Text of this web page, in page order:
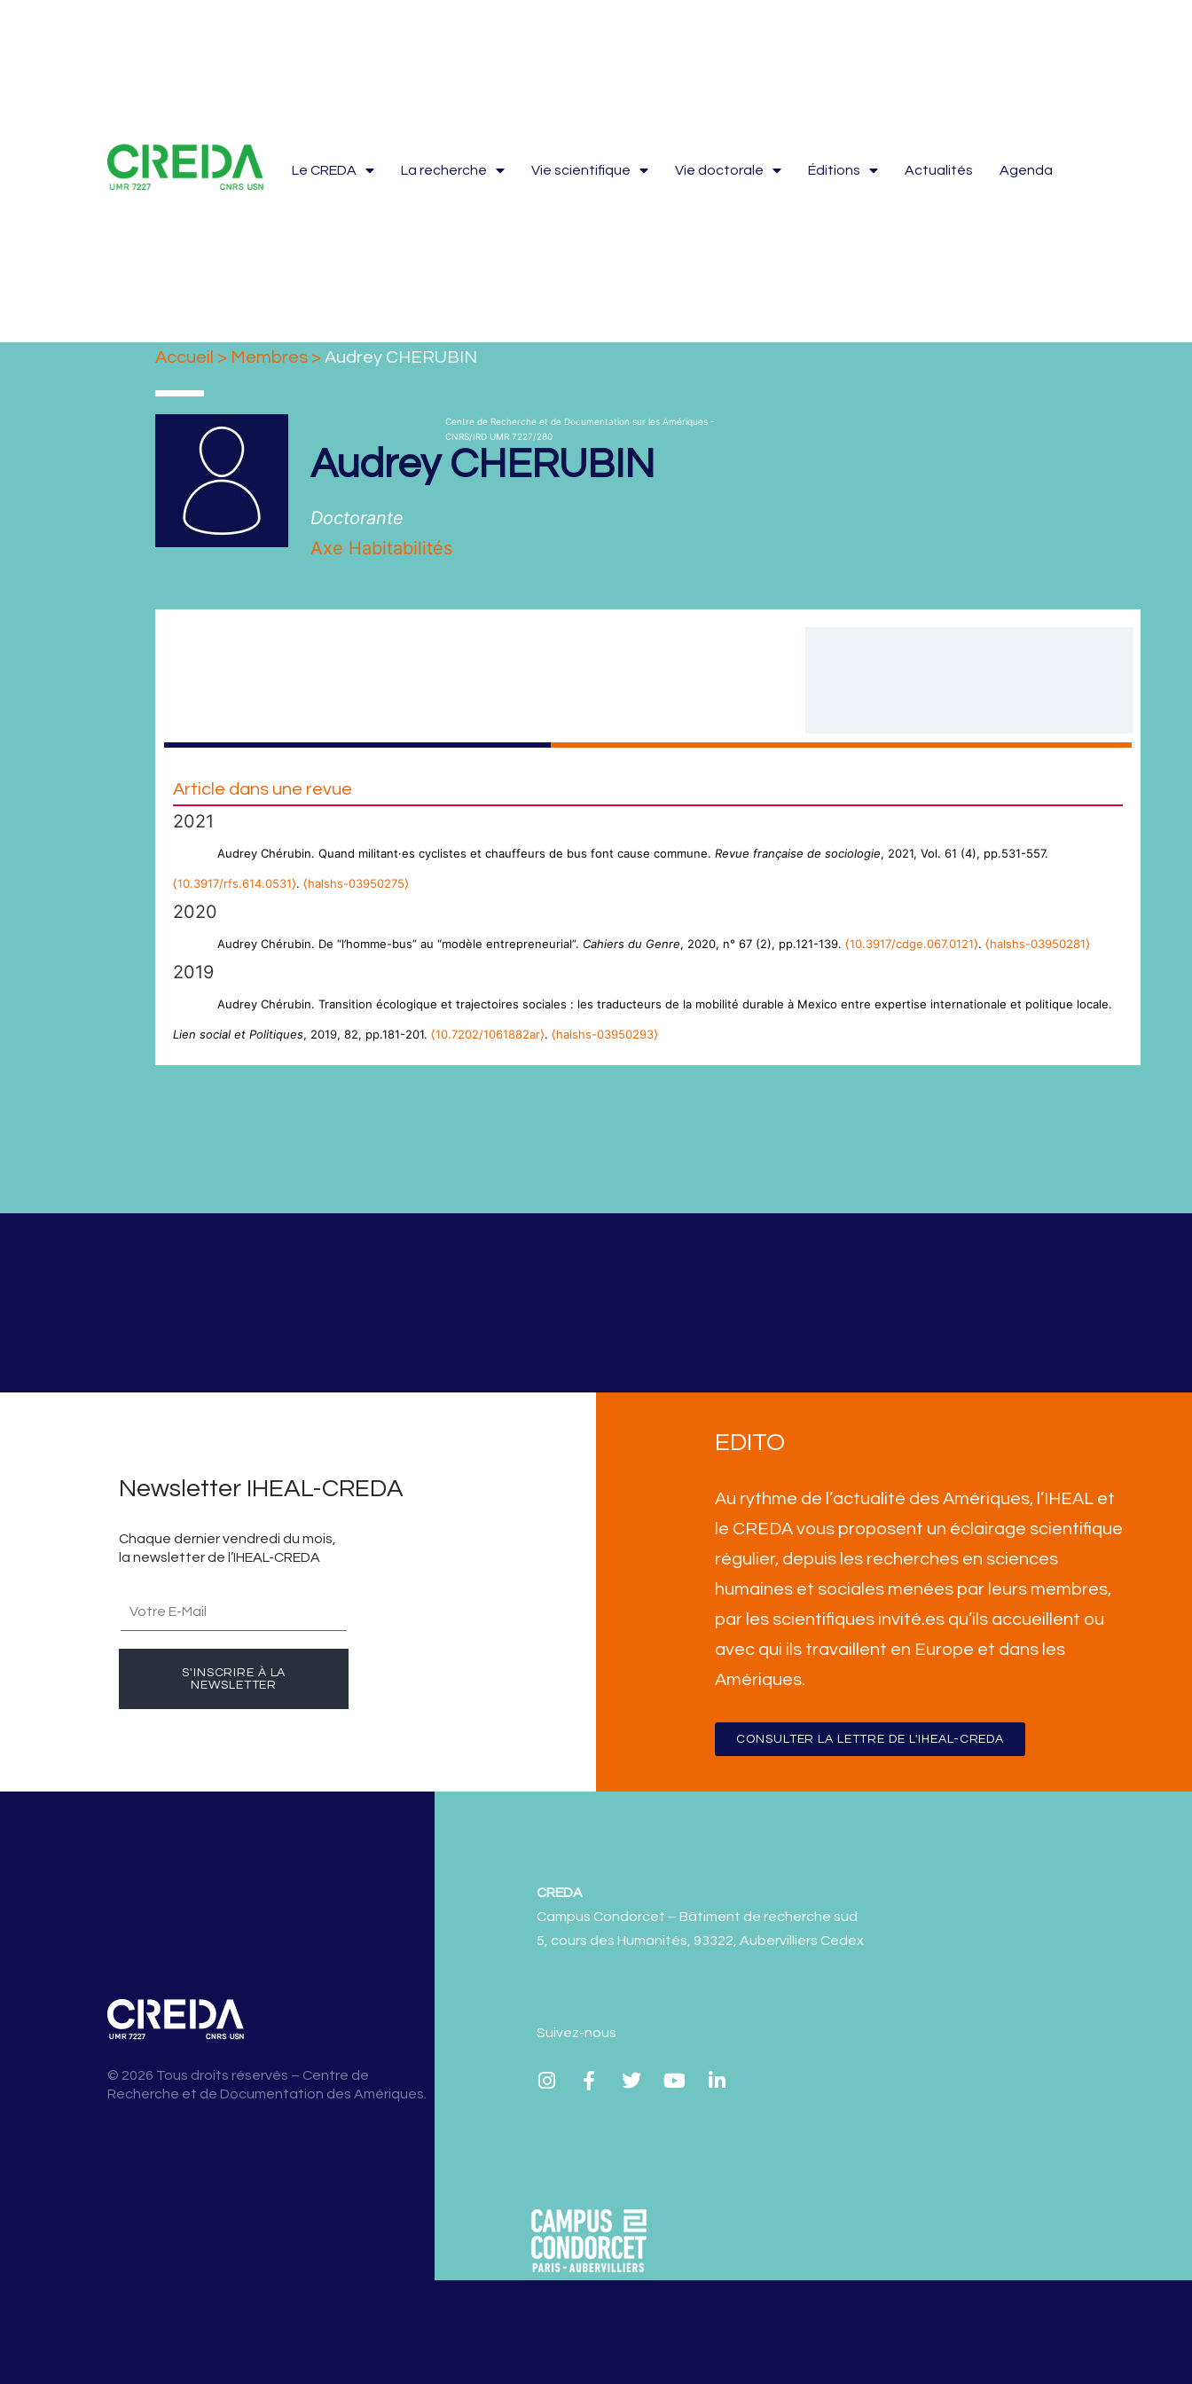
Le CREDA La recherche Vie scientifique Vie doctorale Éditions Actualités Agenda
Accueil > Membres> Audrey CHERUBIN
Centre de Recherche et de Documentation sur les Amériques -
CNRS/IRD UMR 7227/280
Audrey CHERUBIN
Doctorante
Axe Habitabilités
Article dans une revue
2021
Audrey Chérubin. Quand militant·es cyclistes et chauffeurs de bus font cause commune. Revue française de sociologie, 2021, Vol. 61 (4), pp.531-557.
⟨10.3917/rfs.614.0531⟩. ⟨halshs-03950275⟩
2020
Audrey Chérubin. De “l’homme-bus” au “modèle entrepreneurial”. Cahiers du Genre, 2020, n° 67 (2), pp.121-139. ⟨10.3917/cdge.067.0121⟩. ⟨halshs-03950281⟩
2019
Audrey Chérubin. Transition écologique et trajectoires sociales : les traducteurs de la mobilité durable à Mexico entre expertise internationale et politique locale.
Lien social et Politiques, 2019, 82, pp.181-201. ⟨10.7202/1061882ar⟩. ⟨halshs-03950293⟩
Newsletter IHEAL-CREDA
Chaque dernier vendredi du mois,
la newsletter de l’IHEAL-CREDA
S'INSCRIRE À LA
NEWSLETTER
EDITO
Au rythme de l’actualité des Amériques, l’IHEAL et
le CREDA vous proposent un éclairage scientifique
régulier, depuis les recherches en sciences
humaines et sociales menées par leurs membres,
par les scientifiques invité.es qu’ils accueillent ou
avec qui ils travaillent en Europe et dans les
Amériques.
CONSULTER LA LETTRE DE L'IHEAL-CREDA
© 2026 Tous droits réservés – Centre de
Recherche et de Documentation des Amériques.
CREDA
Campus Condorcet – Bâtiment de recherche sud
5, cours des Humanités, 93322, Aubervilliers Cedex
Suivez-nous